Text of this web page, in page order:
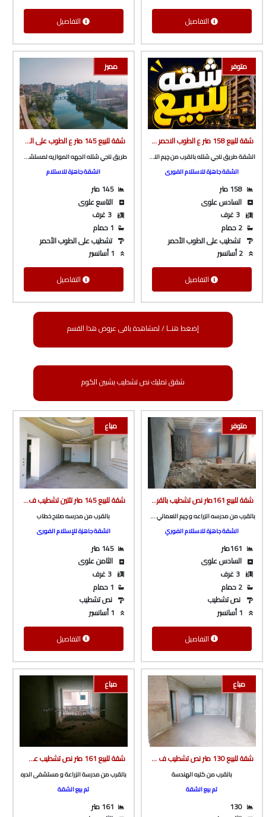
التفاصيل
التفاصيل
متوفر
شقة للبيع 158 متر ع الطوب الاحمر طريق ناجي شتله بالقرب من چيم النعماني من الوسيط العقارية بشبين الكوم
الشقة طريق ناجي شتله بالقرب من چيم النعماني
الشقة جاهزة للاستلام الفورى
158 متر
السادس علوى
2 حمام
تشطيب على الطوب الأحمر
التفاصيل
مميز
شقة للبيع 145 متر ع الطوب على الشارع الرئيسى و البحر مباشرة ف برج بأسانسير ع طريق ناجي شتله الرئيسى من شركة الوسيط العقارية بشبين الكوم
طريق ناجي شتله الجهه الموازيه لمستشفى القصر و كوبري امومه
الشقة جاهزة للاستلام
145 متر
التاسع علوى
3 غرف
1 حمام
تشطيب على الطوب الأحمر
التفاصيل
إضغط هنــا / لمشاهدة باقى عروض هذا القسم
شقق تمليك نص تشطيب بشبين الكوم
متوفر
شقة للبيع 161متر نص تشطيب بالقرب من مدرسه الزراعه و چيم النعماني ونادى المعلمين من الوسيط العقارية بشبين الكوم
بالقرب من مدرسه الزراعه و چيم النعماني ونادى المعلمين
الشقة جاهزة للاستلام الفوري
161متر
السادس علوى
2 حمام
نص تشطيب
التفاصيل
مباع
شقة للبيع 145 متر تلتين تشطيب ف برج بأسانسير بالقرب من مدرسه صلاح خطاب ف طريق ميت خاقان من شركة الوسيط العقارية بشبين الكوم
بالقرب من مدرسه صلاح خطاب
الشقة جاهزة للإستلام الفورى
145 متر
الثامن علوى
3 غرف
1 حمام
نص تشطيب
التفاصيل
مباع
شقة للبيع 130 متر نص تشطيب ف برج بأسانسير بالقرب من كليه الهندسه من شركة الوسيط العقارية بشبين الكوم
بالقرب من كليه الهندسة
تم بيع الشقة
130
مباع
شقة للبيع 161 متر نص تشطيب على طريق ميت خاقان الرئيسى ف برج بأسانسير بالقرب مدرسه الزراعة و مستشفى الدره من شركة الوسيط العقارية بشبين الكوم
بالقرب من مدرسة الزراعة و مستشفى الدره
تم بيع الشقة
161 متر